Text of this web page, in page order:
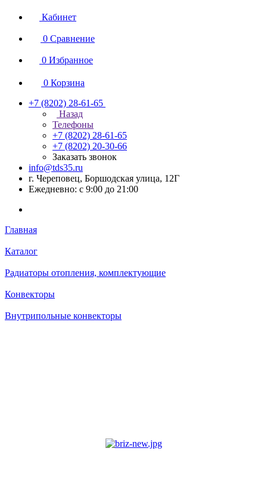
Кабинет
0 Сравнение
0 Избранное
0 Корзина
+7 (8202) 28‑61-65
Назад
Телефоны
+7 (8202) 28‑61-65
+7 (8202) 20‑30-66
Заказать звонок
info@tds35.ru
г. Череповец, Боршодская улица, 12Г
Ежедневно: с 9:00 до 21:00
Главная
Каталог
Радиаторы отопления, комплектующие
Конвекторы
Внутрипольные конвекторы